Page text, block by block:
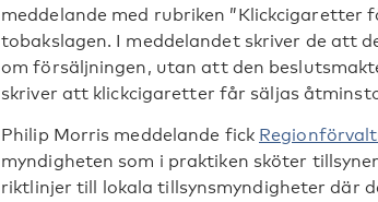
meddelande med rubriken ”Klickcigaretter
tobakslagen. I meddelandet skriver de att
om försäljningen, utan att den
skriver att klickcigaretter får säljas
Philip Morris meddelande fick
myndigheten som i praktiken sköter
riktlinjer till lokala tillsynsmyndigheter där